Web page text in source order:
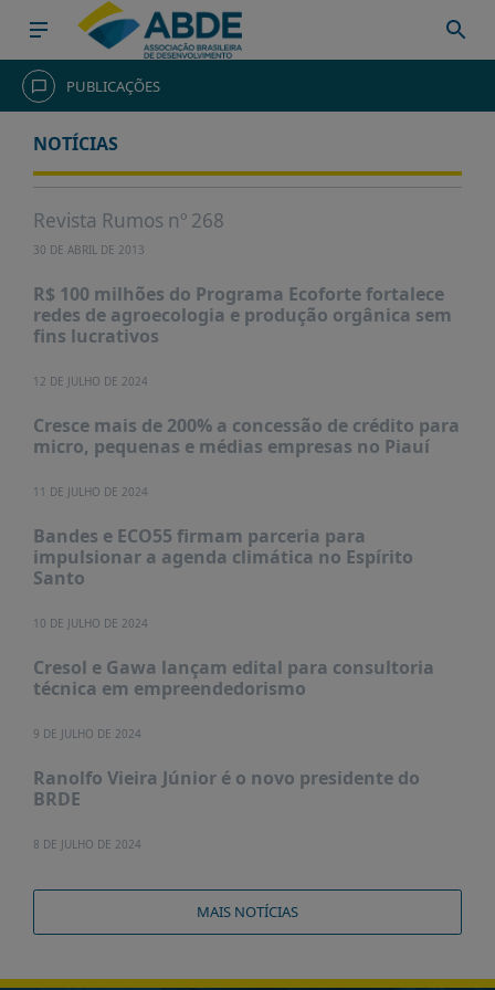
HOME
INSTITUCIONAL
ORGANOGRAMA
TEMÁTICAS
SISTEMA
NACIONAL
FOMENTO
O
É?
DADOS
FRENTE
A
FRENTE
MATERIAIS
CURSOS
EVENTOS
INSCRIÇÕES
MATERIAIS
PUBLICAÇÕES
NOTÍCIAS
Revista Rumos nº 268
30 DE ABRIL DE 2013
R$ 100 milhões do Programa Ecoforte fortalece
redes de agroecologia e produção orgânica sem
fins lucrativos
12 DE JULHO DE 2024
Cresce mais de 200% a concessão de crédito para
micro, pequenas e médias empresas no Piauí
11 DE JULHO DE 2024
Bandes e ECO55 firmam parceria para
impulsionar a agenda climática no Espírito
Santo
10 DE JULHO DE 2024
Cresol e Gawa lançam edital para consultoria
técnica em empreendedorismo
9 DE JULHO DE 2024
Ranolfo Vieira Júnior é o novo presidente do
BRDE
8 DE JULHO DE 2024
MAIS NOTÍCIAS